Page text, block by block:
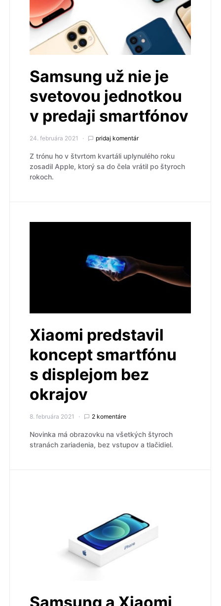
Samsung už nie je
svetovou jednotkou
v predaji smartfónov
24. februára 2021 pridaj komentár
Z trónu ho v štvrtom kvartáli uplynulého roku
zosadil Apple, ktorý sa do čela vrátil po štyroch
rokoch.
Xiaomi predstavil
koncept smartfónu
s displejom bez
okrajov
8. februára 2021 2 komentáre
Novinka má obrazovku na všetkých štyroch
stranách zariadenia, bez vstupov a tlačidiel.
Samsung a Xiaomi